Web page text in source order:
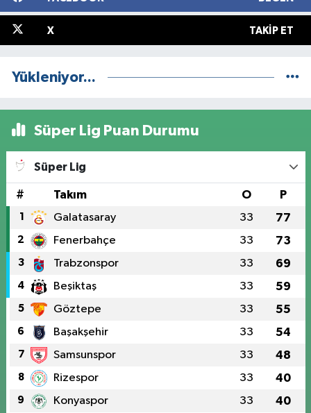
X TAKIP ET
Yükleniyor...
Süper Lig Puan Durumu
Süper Lig
# Takım O P
1 Galatasaray 33 77
2 Fenerbahçe 33 73
3 Trabzonspor 33 69
4 Beşiktaş 33 59
5 Göztepe 33 55
6 Başakşehir 33 54
7 Samsunspor 33 48
8 Rizespor 33 40
9 Konyaspor 33 40